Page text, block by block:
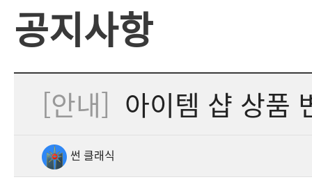
공지사항
[안내] 아이템 샵 상품
썬 클래식